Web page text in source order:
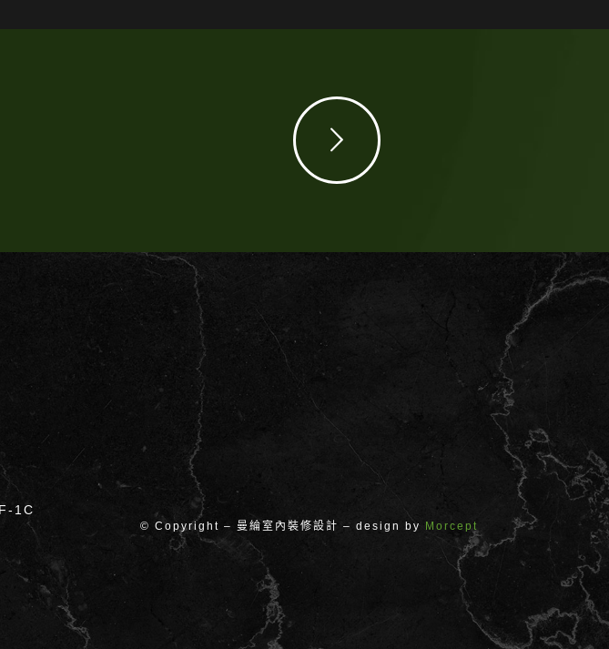
1C
© Copyright – 曼綸室內裝修設計 – design by Morcept